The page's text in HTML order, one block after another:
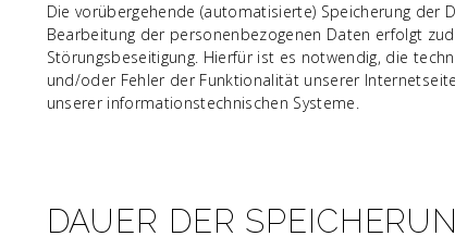
Die vorübergehende (automatisierte) Speicherung der
Bearbeitung der personenbezogenen Daten erfolgt
Störungsbeseitigung. Hierfür ist es notwendig, die
und/oder Fehler der Funktionalität unserer
unserer informationstechnischen Systeme.
DAUER DER